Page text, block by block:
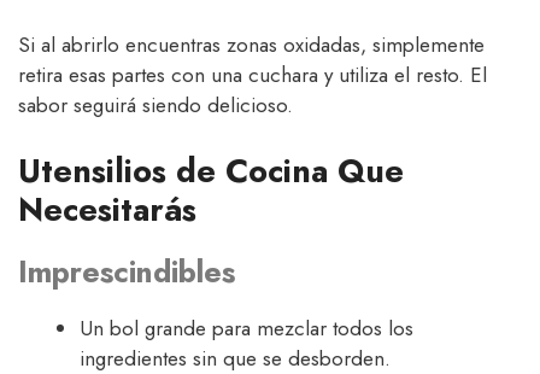
Si al abrirlo encuentras zonas oxidadas, simplemente
retira esas partes con una cuchara y utiliza el resto. El
sabor seguirá siendo delicioso.
Utensilios de Cocina Que
Necesitarás
Imprescindibles
Un bol grande para mezclar todos los
ingredientes sin que se desborden.